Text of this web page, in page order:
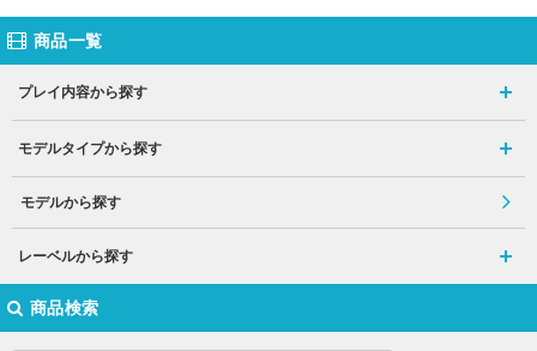
商品一覧
プレイ内容から探す
モデルタイプから探す
モデルから探す
レーベルから探す
商品検索